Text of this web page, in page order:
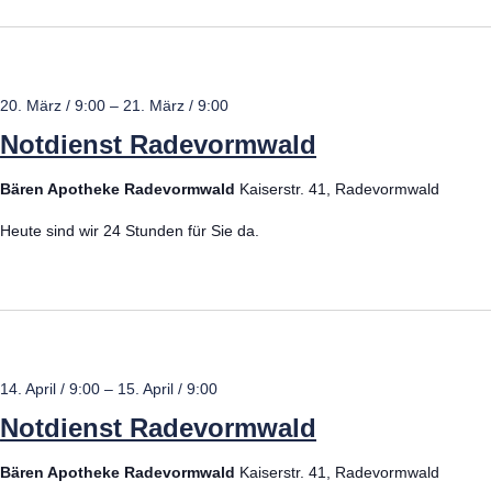
Allergie
Abholautomat
Notdienst Radevormwald
20. März / 9:00– 21. März / 9:00
Bären Apotheke Radevormwald Kaiserstr. 41, Radevormwald
Heute sind wir 24 Stunden für Sie da.
Notdienst Radevormwald
14. April / 9:00– 15. April / 9:00
Bären Apotheke Radevormwald Kaiserstr. 41, Radevormwald